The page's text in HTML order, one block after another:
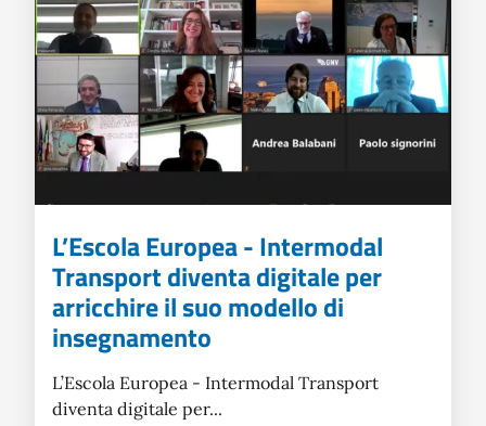
L’Escola Europea - Intermodal
Transport diventa digitale per
arricchire il suo modello di
insegnamento
L’Escola Europea - Intermodal Transport
diventa digitale per...